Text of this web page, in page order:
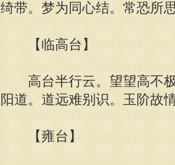
绮带。梦为同心结。常恐所
【临高台】
高台半行云。望望高不极
阳道。道远难别识。玉阶故
【雍台】